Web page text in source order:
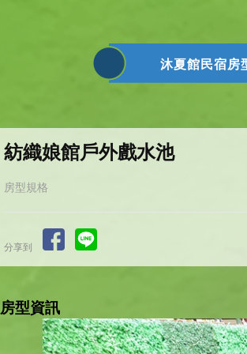
沐夏館民宿房
房型資訊
紡織娘館戶外戲水池
房型規格
分享到